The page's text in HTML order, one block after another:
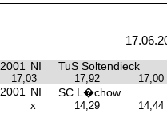
2001 NI TuS Soltendieck
17,03 17,92 17,00
2001 NI SC L�chow
x 14,29 14,44